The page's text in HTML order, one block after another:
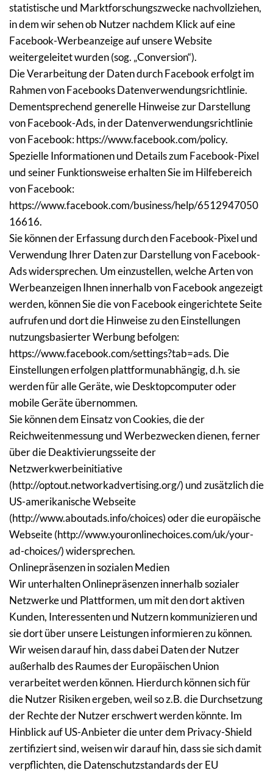
statistische und Marktforschungszwecke nachvollziehen,
in dem wir sehen ob Nutzer nachdem Klick auf eine
Facebook-Werbeanzeige auf unsere Website
weitergeleitet wurden (sog. „Conversion“).
Die Verarbeitung der Daten durch Facebook erfolgt im
Rahmen von Facebooks Datenverwendungsrichtlinie.
Dementsprechend generelle Hinweise zur Darstellung
von Facebook-Ads, in der Datenverwendungsrichtlinie
von Facebook: https://www.facebook.com/policy.
Spezielle Informationen und Details zum Facebook-Pixel
und seiner Funktionsweise erhalten Sie im Hilfebereich
von Facebook:
https://www.facebook.com/business/help/6512947050
16616.
Sie können der Erfassung durch den Facebook-Pixel und
Verwendung Ihrer Daten zur Darstellung von Facebook-
Ads widersprechen. Um einzustellen, welche Arten von
Werbeanzeigen Ihnen innerhalb von Facebook angezeigt
werden, können Sie die von Facebook eingerichtete Seite
aufrufen und dort die Hinweise zu den Einstellungen
nutzungsbasierter Werbung befolgen:
https://www.facebook.com/settings?tab=ads. Die
Einstellungen erfolgen plattformunabhängig, d.h. sie
werden für alle Geräte, wie Desktopcomputer oder
mobile Geräte übernommen.
Sie können dem Einsatz von Cookies, die der
Reichweitenmessung und Werbezwecken dienen, ferner
über die Deaktivierungsseite der
Netzwerkwerbeinitiative
(http://optout.networkadvertising.org/) und zusätzlich die
US-amerikanische Webseite
(http://www.aboutads.info/choices) oder die europäische
Webseite (http://www.youronlinechoices.com/uk/your-
ad-choices/) widersprechen.
Onlinepräsenzen in sozialen Medien
Wir unterhalten Onlinepräsenzen innerhalb sozialer
Netzwerke und Plattformen, um mit den dort aktiven
Kunden, Interessenten und Nutzern kommunizieren und
sie dort über unsere Leistungen informieren zu können.
Wir weisen darauf hin, dass dabei Daten der Nutzer
außerhalb des Raumes der Europäischen Union
verarbeitet werden können. Hierdurch können sich für
die Nutzer Risiken ergeben, weil so z.B. die Durchsetzung
der Rechte der Nutzer erschwert werden könnte. Im
Hinblick auf US-Anbieter die unter dem Privacy-Shield
zertifiziert sind, weisen wir darauf hin, dass sie sich damit
verpflichten, die Datenschutzstandards der EU